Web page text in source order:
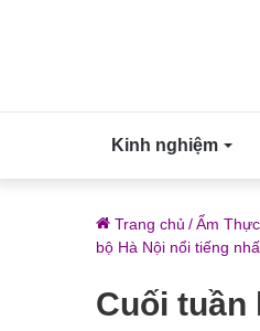
Kinh nghiệm
Trang chủ /Ẩm Thực
bộ Hà Nội nổi tiếng
Cuối tuần